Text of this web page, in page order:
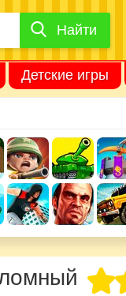
Найти
Детские игры